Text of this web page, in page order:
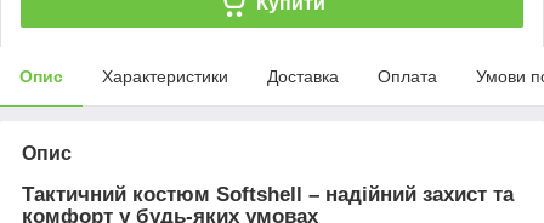
Опис Характеристики Доставка Оплата Умови
Опис
Тактичний костюм Softshell – надійний захист та
комфорт у будь-яких умовах